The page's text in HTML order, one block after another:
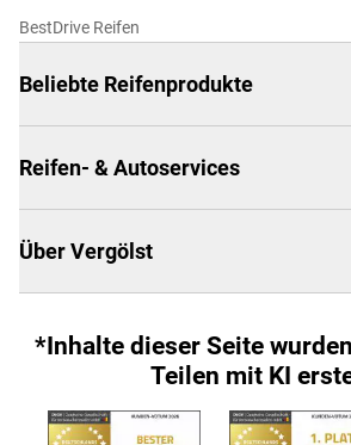
BestDrive Reifen
Beliebte Reifenprodukte
Reifen- & Autoservices
Über Vergölst
*Inhalte dieser Seite
Teilen mit KI